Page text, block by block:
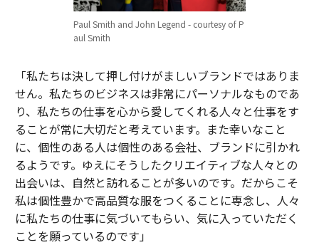
Paul Smith and John Legend - courtesy of P
aul Smith
「私たちは決して押し付けがましいブランドではありま
せん。私たちのビジネスは非常にパーソナルなものであ
り、私たちの仕事を心から愛してくれる人々と仕事をす
ることが常に大切だと考えています。また幸いなこと
に、個性のある人は個性のある会社、ブランドに引かれ
るようです。ゆえにそうしたクリエイティブな人々との
出会いは、自然と訪れることが多いのです。だからこそ
私は個性豊かで高品質な服をつくることに専念し、人々
に私たちの仕事に気づいてもらい、気に入っていただく
ことを願っているのです」